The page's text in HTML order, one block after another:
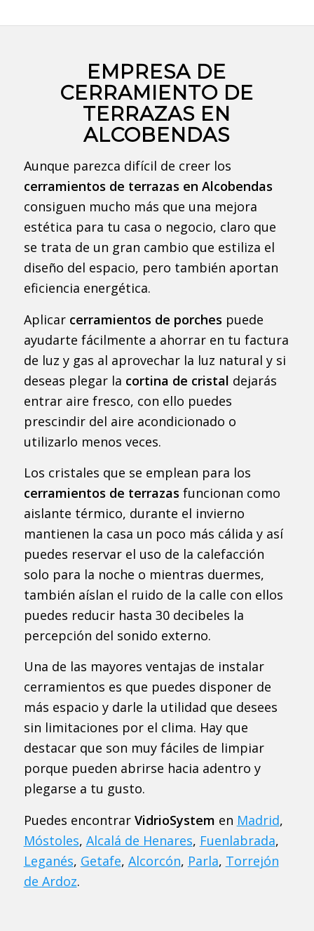
EMPRESA DE
CERRAMIENTO DE
TERRAZAS EN
ALCOBENDAS
Aunque parezca difícil de creer los
cerramientos de terrazas en Alcobendas
consiguen mucho más que una mejora
estética para tu casa o negocio, claro que
se trata de un gran cambio que estiliza el
diseño del espacio, pero también aportan
eficiencia energética.
Aplicar cerramientos de porches puede
ayudarte fácilmente a ahorrar en tu factura
de luz y gas al aprovechar la luz natural y si
deseas plegar la cortina de cristal dejarás
entrar aire fresco, con ello puedes
prescindir del aire acondicionado o
utilizarlo menos veces.
Los cristales que se emplean para los
cerramientos de terrazas funcionan como
aislante térmico, durante el invierno
mantienen la casa un poco más cálida y así
puedes reservar el uso de la calefacción
solo para la noche o mientras duermes,
también aíslan el ruido de la calle con ellos
puedes reducir hasta 30 decibeles la
percepción del sonido externo.
Una de las mayores ventajas de instalar
cerramientos es que puedes disponer de
más espacio y darle la utilidad que desees
sin limitaciones por el clima. Hay que
destacar que son muy fáciles de limpiar
porque pueden abrirse hacia adentro y
plegarse a tu gusto.
Puedes encontrar VidrioSystem en Madrid,
Móstoles, Alcalá de Henares, Fuenlabrada,
Leganés, Getafe, Alcorcón, Parla, Torrejón
de Ardoz.